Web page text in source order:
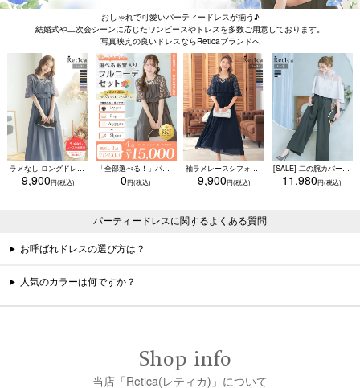
おしゃれで可愛いパーティードレスが揃う♪
結婚式や二次会シーンに応じたワンピースやドレスを多数ご用意しております。
写真映えの良いドレスならReticaブランドへ
ラメなし ロングドレス 体型カバー ワンピース 敏感肌対応 結婚式 二次会 お呼ばれ 大人 上品 (Sサイズ～5Lサイズ)
9,900
「全部選べる！」パーティードレスフルコーデセット (ドレス1点＋バッグ1点＋アクセ1点+靴1足/4点15000円(税込)/靴なしで12000円(税込))
0
袖ラメレースシフォンフレアロングパーティードレス (Sサイズ～5Lサイズ)
9,900
[SALE] 二の腕カバー ケープデザイン セットアップ ウエストリボン ワイドパンツ パーティードレス 結婚式 二次会 (Sサイズ～3Lサイズ)
11,980
パーティードレスに関するよくある質問
お呼ばれドレスの選び方は？
人気のカラーは何ですか？
当店「Retica(レティカ)」について